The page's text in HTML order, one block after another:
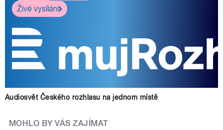
Živé vysílání
Audiosvět Českého rozhlasu na jednom místě
MOHLO BY VÁS ZAJÍMAT